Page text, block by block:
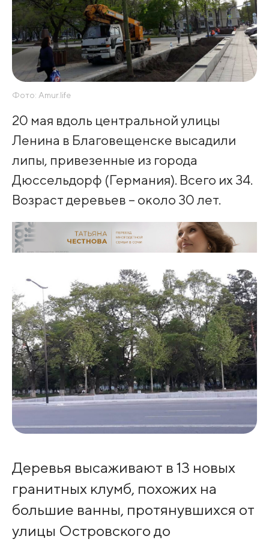
Фото: Amur.life
20 мая вдоль центральной улицы
Ленина в Благовещенске высадили
липы, привезенные из города
Дюссельдорф (Германия). Всего их 34.
Возраст деревьев – около 30 лет.
Деревья высаживают в 13 новых
гранитных клумб, похожих на
большие ванны, протянувшихся от
улицы Островского до